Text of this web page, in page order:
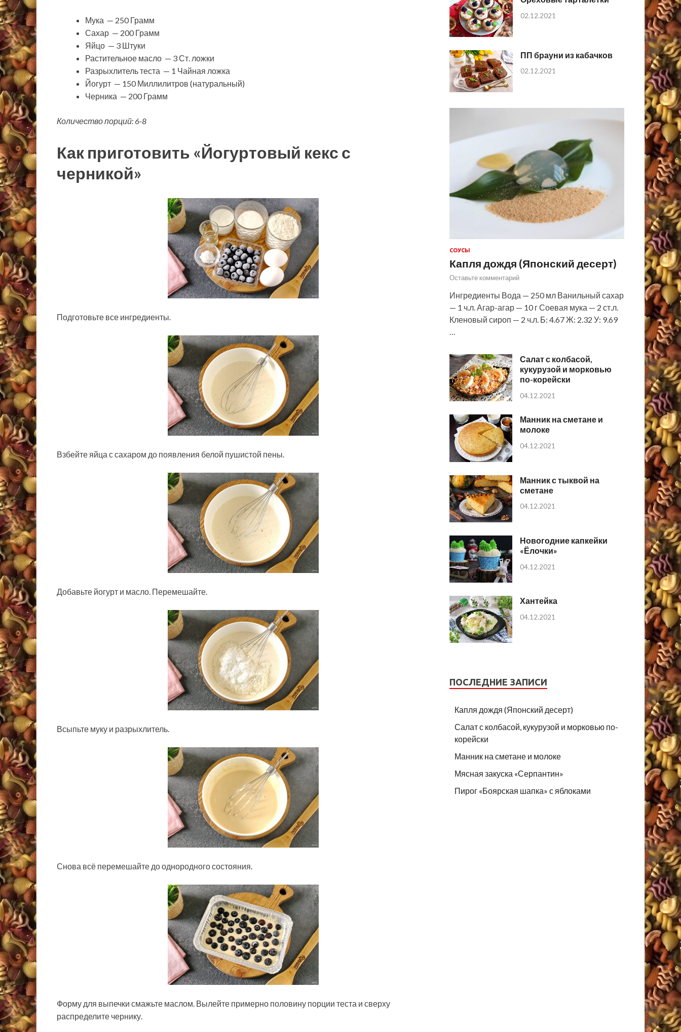
Мука — 250 Грамм
Сахар — 200 Грамм
Яйцо — 3 Штуки
Растительное масло — 3 Ст. ложки
Разрыхлитель теста — 1 Чайная ложка
Йогурт — 150 Миллилитров (натуральный)
Черника — 200 Грамм
Количество порций: 6-8
Как приготовить «Йогуртовый кекс с
черникой»
Подготовьте все ингредиенты.
Взбейте яйца с сахаром до появления белой пушистой пены.
Добавьте йогурт и масло. Перемешайте.
Всыпьте муку и разрыхлитель.
Снова всё перемешайте до однородного состояния.
Форму для выпечки смажьте маслом. Вылейте примерно половину порции теста и сверху
распределите чернику.
02.12.2021
ПП брауни из кабачков
02.12.2021
СОУСЫ
Капля дождя (Японский десерт)
Оставьте комментарий
Ингредиенты Вода — 250 мл Ванильный сахар
— 1 ч.л. Агар-агар — 10 г Соевая мука — 2 ст.л.
Кленовый сироп — 2 ч.л. Б: 4.67 Ж: 2.32 У: 9.69
…
Салат с колбасой,
кукурузой и морковью
по-корейски
04.12.2021
Манник на сметане и
молоке
04.12.2021
Манник с тыквой на
сметане
04.12.2021
Новогодние капкейки
«Ёлочки»
04.12.2021
Хантейка
04.12.2021
ПОСЛЕДНИЕ ЗАПИСИ
Капля дождя (Японский десерт)
Салат с колбасой, кукурузой и морковью по-
корейски
Манник на сметане и молоке
Мясная закуска «Серпантин»
Пирог «Боярская шапка» с яблоками